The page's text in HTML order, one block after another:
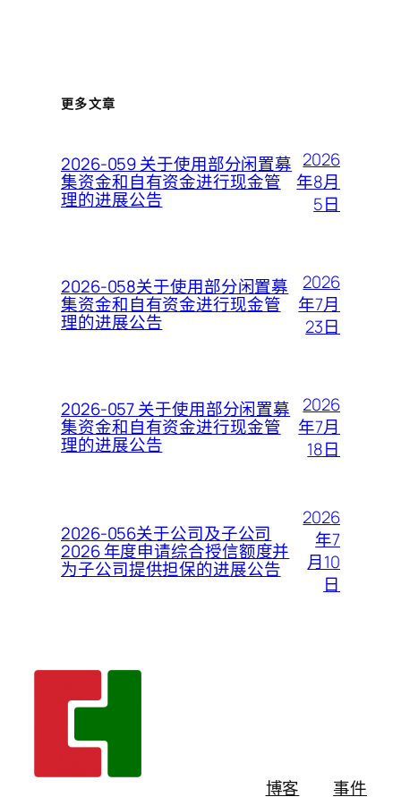
更多文章
2026-059 关于使用部分闲置募
集资金和自有资金进行现金管
理的进展公告
2026
年8月
5日
2026-058关于使用部分闲置募
集资金和自有资金进行现金管
理的进展公告
2026
年7月
23日
2026-057 关于使用部分闲置募
集资金和自有资金进行现金管
理的进展公告
2026
年7月
18日
2026-056关于公司及子公司
2026 年度申请综合授信额度并
为子公司提供担保的进展公告
2026
年7
月10
日
博客 事件